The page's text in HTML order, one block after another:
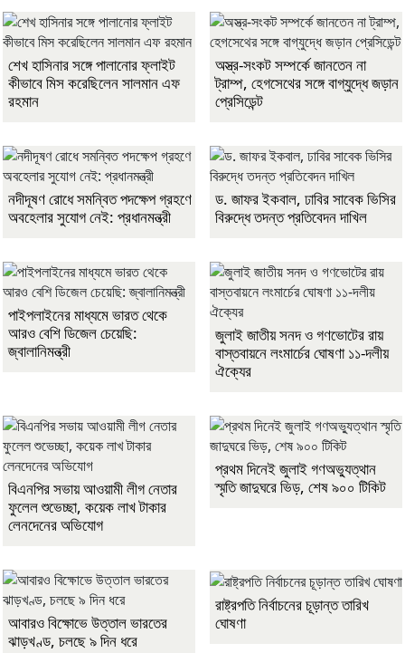
শেখ হাসিনার সঙ্গে পালানোর ফ্লাইট
কীভাবে মিস করেছিলেন সালমান এফ
রহমান
অস্ত্র-সংকট সম্পর্কে জানতেন না
ট্রাম্প, হেগসেথের সঙ্গে বাগ্‌যুদ্ধে জড়ান
প্রেসিডেন্ট
নদীদূষণ রোধে সমন্বিত পদক্ষেপ গ্রহণে
অবহেলার সুযোগ নেই: প্রধানমন্ত্রী
ড. জাফর ইকবাল, ঢাবির সাবেক ভিসির
বিরুদ্ধে তদন্ত প্রতিবেদন দাখিল
পাইপলাইনের মাধ্যমে ভারত থেকে
আরও বেশি ডিজেল চেয়েছি:
জ্বালানিমন্ত্রী
জুলাই জাতীয় সনদ ও গণভোটের রায়
বাস্তবায়নে লংমার্চের ঘোষণা ১১-দলীয়
ঐক্যের
বিএনপির সভায় আওয়ামী লীগ নেতার
ফুলেল শুভেচ্ছা, কয়েক লাখ টাকার
লেনদেনের অভিযোগ
প্রথম দিনেই জুলাই গণঅভ্যুত্থান
স্মৃতি জাদুঘরে ভিড়, শেষ ৯০০ টিকিট
আবারও বিক্ষোভে উত্তাল ভারতের
ঝাড়খণ্ড, চলছে ৯ দিন ধরে
রাষ্ট্রপতি নির্বাচনের চূড়ান্ত তারিখ
ঘোষণা